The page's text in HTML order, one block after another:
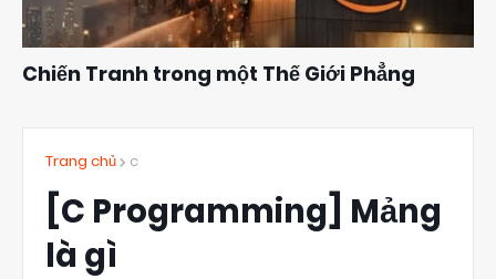
Chiến Tranh trong một Thế Giới Phẳng
Trang chủ c
[C Programming] Mảng
là gì